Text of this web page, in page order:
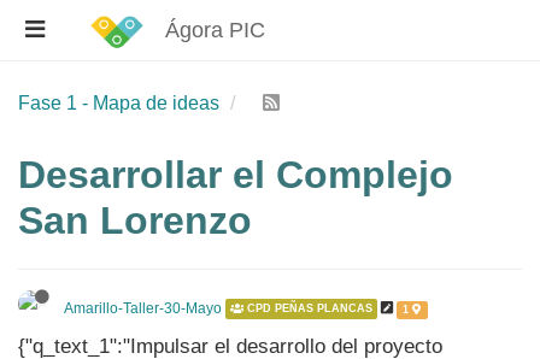
Ágora PIC
Fase 1 - Mapa de ideas
Desarrollar el Complejo
San Lorenzo
Amarillo-Taller-30-Mayo CPD PEÑAS PLANCAS 1
{"q_text_1":"Impulsar el desarrollo del proyecto